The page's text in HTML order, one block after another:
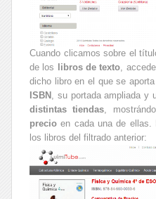
Cuando clicamos sobre el
de los libros de texto ,
dicho libro en el que se
ISBN , su portada ampliada y
distintas tiendas ,
precio en cada una de ellas.
los libros del filtrado anterior: